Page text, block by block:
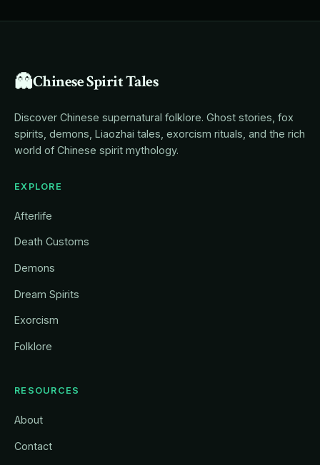
👻Chinese Spirit Tales
Discover Chinese supernatural folklore. Ghost stories, fox
spirits, demons, Liaozhai tales, exorcism rituals, and the rich
world of Chinese spirit mythology.
EXPLORE
Afterlife
Death Customs
Demons
Dream Spirits
Exorcism
Folklore
RESOURCES
About
Contact